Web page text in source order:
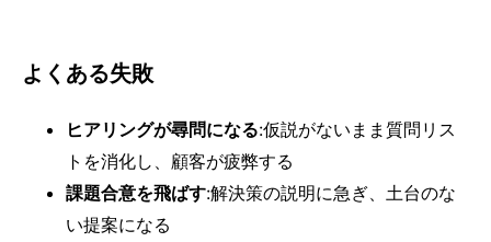
よくある失敗
ヒアリングが尋問になる:仮説がないまま質問リス
トを消化し、顧客が疲弊する
課題合意を飛ばす:解決策の説明に急ぎ、土台のな
い提案になる